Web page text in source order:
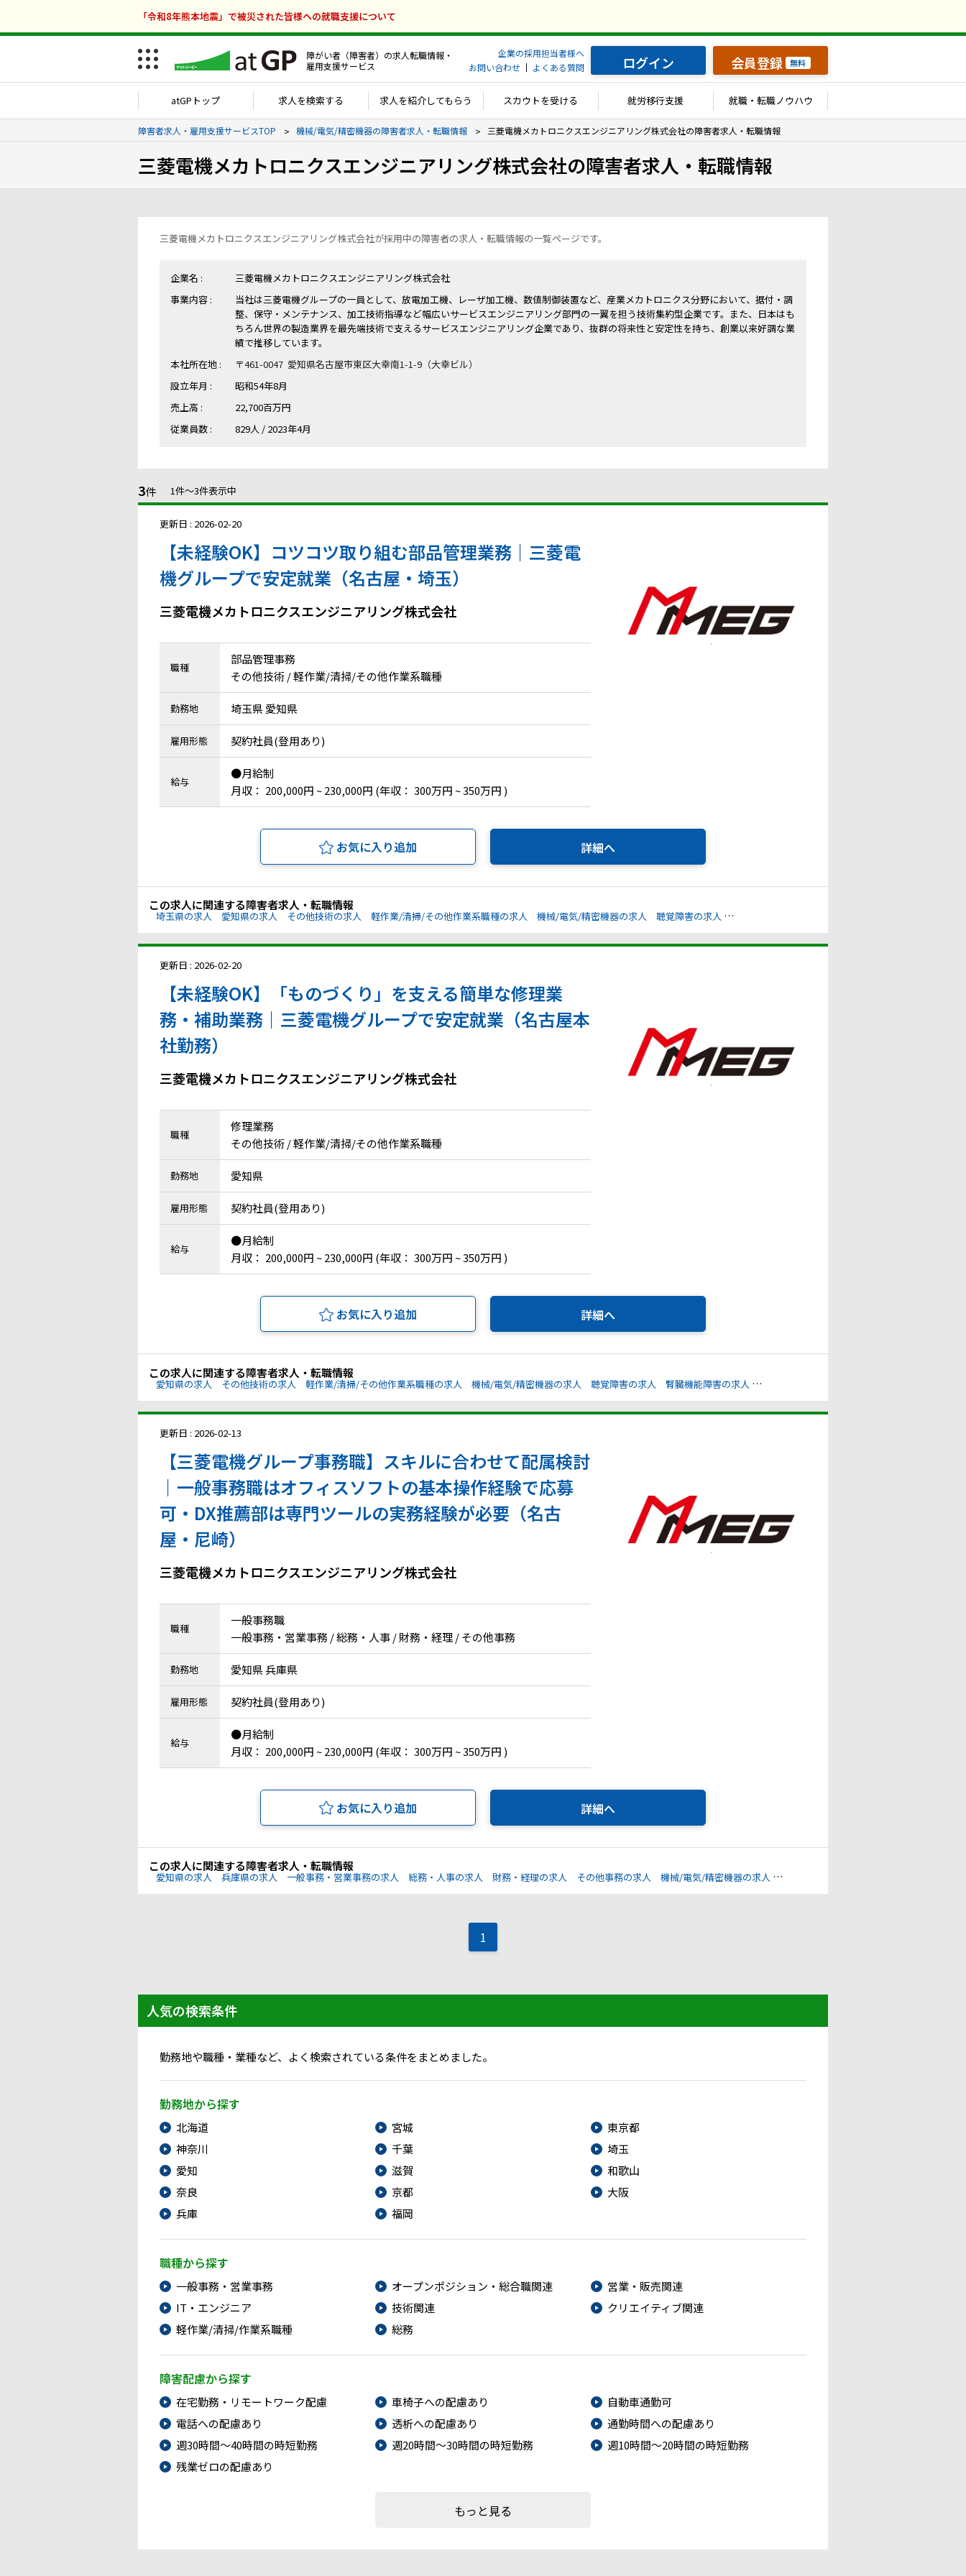
「令和8年熊本地震」で被災された皆様への就職支援について
障がい者（障害者）の求人転職情報・
雇用支援サービス
企業の採用担当者様へ
お問い合わせ
よくある質問 ログイン 会員登録 無料
atGPトップ 求人を検索する 求人を紹介してもらう スカウトを受ける 就労移行支援 就職・転職ノウハウ
障害者求人・雇用支援サービスTOP 機械/電気/精密機器の障害者求人・転職情報 三菱電機メカトロニクスエンジニアリング株式会社の障害者求人・転職情報
三菱電機メカトロニクスエンジニアリング株式会社の障害者求人・転職情報
三菱電機メカトロニクスエンジニアリング株式会社が採用中の障害者の求人・転職情報の一覧ページです。
企業名 :
三菱電機メカトロニクスエンジニアリング株式会社
事業内容 :
当社は三菱電機グループの一員として、放電加工機、レーザ加工機、数値制御装置など、産業メカトロニクス分野において、据付・調
整、保守・メンテナンス、加工技術指導など幅広いサービスエンジニアリング部門の一翼を担う技術集約型企業です。また、日本はも
ちろん世界の製造業界を最先端技術で支えるサービスエンジニアリング企業であり、抜群の将来性と安定性を持ち、創業以来好調な業
績で推移しています。
本社所在地 :
〒461-0047 愛知県名古屋市東区大幸南1-1-9（大幸ビル）
設立年月 :
昭和54年8月
売上高 :
22,700百万円
従業員数 :
829人 / 2023年4月
3件 1件〜3件表示中
更新日 : 2026-02-20
【未経験OK】コツコツ取り組む部品管理業務｜三菱電
機グループで安定就業（名古屋・埼玉）
三菱電機メカトロニクスエンジニアリング株式会社
職種
部品管理事務
その他技術 / 軽作業/清掃/その他作業系職種
勤務地 埼玉県 愛知県
雇用形態 契約社員(登用あり)
給与
●月給制
月収： 200,000円 ~ 230,000円 (年収： 300万円 ~ 350万円 )
お気に入り追加 詳細へ
この求人に関連する障害者求人・転職情報
埼玉県の求人 愛知県の求人 その他技術の求人 軽作業/清掃/その他作業系職種の求人 機械/電気/精密機器の求人 聴覚障害の求人 腎臓機能障害の求人
更新日 : 2026-02-20
【未経験OK】「ものづくり」を支える簡単な修理業
務・補助業務｜三菱電機グループで安定就業（名古屋本
社勤務）
三菱電機メカトロニクスエンジニアリング株式会社
職種
修理業務
その他技術 / 軽作業/清掃/その他作業系職種
勤務地 愛知県
雇用形態 契約社員(登用あり)
給与
●月給制
月収： 200,000円 ~ 230,000円 (年収： 300万円 ~ 350万円 )
お気に入り追加 詳細へ
この求人に関連する障害者求人・転職情報
愛知県の求人 その他技術の求人 軽作業/清掃/その他作業系職種の求人 機械/電気/精密機器の求人 聴覚障害の求人 腎臓機能障害の求人 その他（身体）の求人
更新日 : 2026-02-13
【三菱電機グループ事務職】スキルに合わせて配属検討
｜一般事務職はオフィスソフトの基本操作経験で応募
可・DX推薦部は専門ツールの実務経験が必要（名古
屋・尼崎）
三菱電機メカトロニクスエンジニアリング株式会社
職種
一般事務職
一般事務・営業事務 / 総務・人事 / 財務・経理 / その他事務
勤務地 愛知県 兵庫県
雇用形態 契約社員(登用あり)
給与
●月給制
月収： 200,000円 ~ 230,000円 (年収： 300万円 ~ 350万円 )
お気に入り追加 詳細へ
この求人に関連する障害者求人・転職情報
愛知県の求人 兵庫県の求人 一般事務・営業事務の求人 総務・人事の求人 財務・経理の求人 その他事務の求人 機械/電気/精密機器の求人 聴覚障害の求人
1
人気の検索条件
勤務地や職種・業種など、よく検索されている条件をまとめました。
勤務地から探す
北海道 宮城
東京都
神奈川
千葉
埼玉
愛知
滋賀
和歌山
奈良
京都
大阪
兵庫
福岡
職種から探す
一般事務・営業事務 オープンポジション・総合職関連
営業・販売関連
IT・エンジニア
技術関連
クリエイティブ関連
軽作業/清掃/作業系職種
総務
障害配慮から探す
在宅勤務・リモートワーク配慮 車椅子への配慮あり
自動車通勤可
電話への配慮あり
透析への配慮あり
通勤時間への配慮あり
週30時間～40時間の時短勤務
週20時間～30時間の時短勤務
週10時間～20時間の時短勤務
残業ゼロの配慮あり
もっと見る